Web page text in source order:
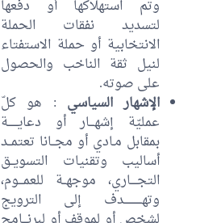
وتم استهلاكها أو دفعها
لتسديد نفقات الحملة
الانتخابية أو حملة الاستفتاء
لنيل ثقة الناخب والحصول
على صوته.
الإشهار السياسي : هو كلّ
عمليّة إشهـــار أو دعايــــــة
بمقابل مـادي أو مجــانا تعتمــد
أساليب وتقنيات التسويــق
التجــــاري، موجهــة للعمـــوم،
وتهـــــــــــدف إلى الترويج